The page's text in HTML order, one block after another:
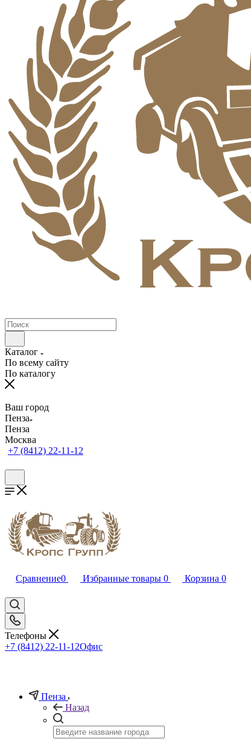
Каталог
По всему сайту
По каталогу
Ваш город
Пенза
Пенза
Москва
+7 (8412) 22-11-12
Сравнение0 Избранные товары 0 Корзина 0
Телефоны
+7 (8412) 22-11-12Офис
Пенза
Назад